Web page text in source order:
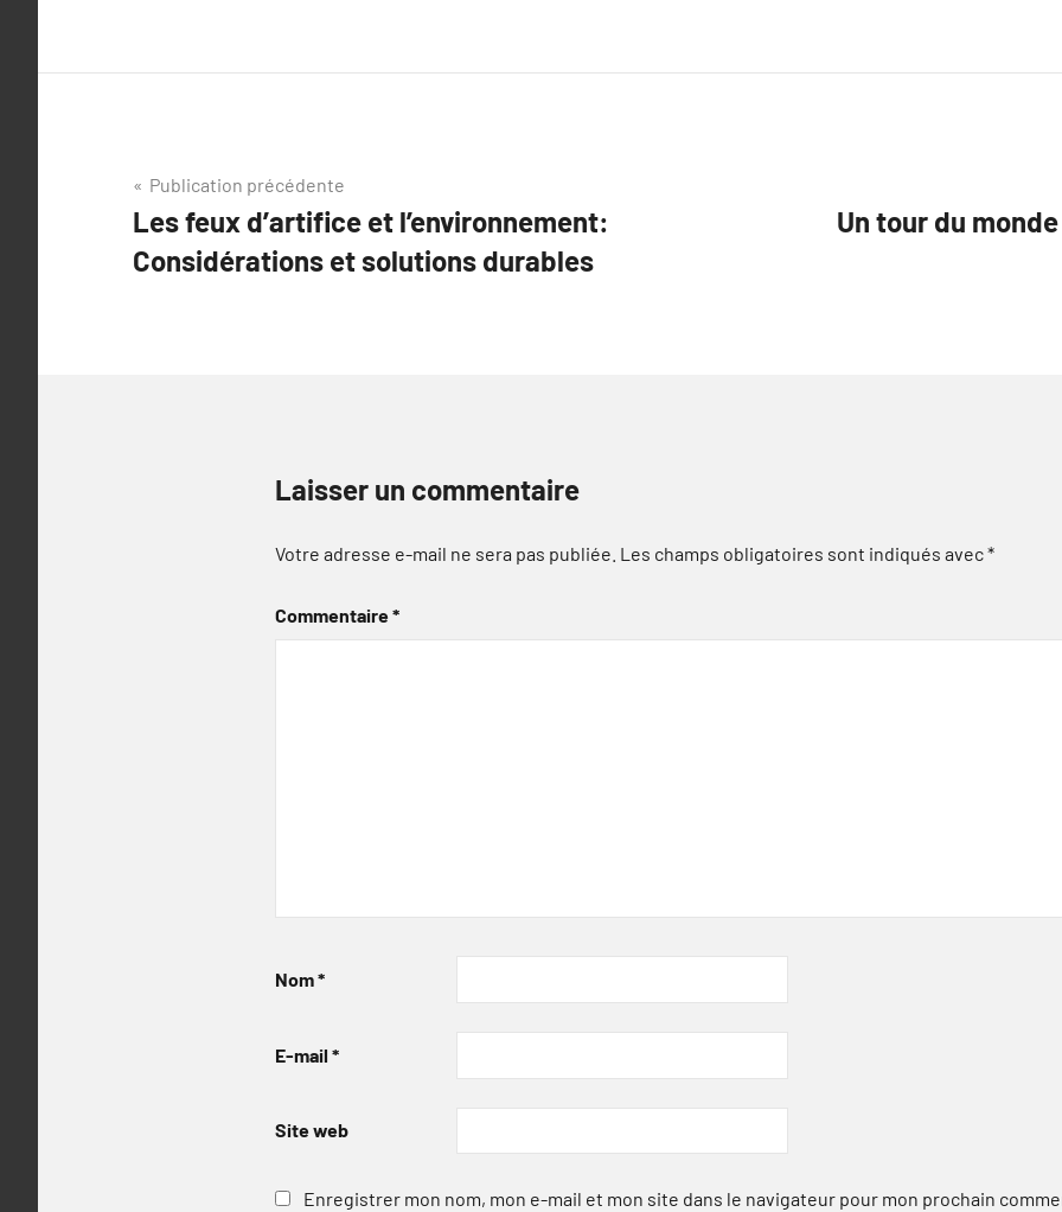
Navigation
de
l’article
Publication précédente
Les feux d’artifice et l’environnement:
Considérations et solutions durables
Un tour du
Laisser un commentaire
Votre adresse e-mail ne sera pas publiée. Les champs obligatoires sont indiqués avec*
Commentaire*
Nom*
E-mail *
Site web
Enregistrer mon nom, mon e-mail et mon site dans le navigateur pour mon prochain